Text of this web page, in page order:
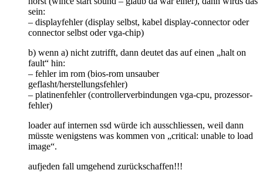
sein:
– displayfehler (display selbst, kabel display-connector oder
connector selbst oder vga-chip)
b) wenn a) nicht zutrifft, dann deutet das auf einen „halt on
fault“ hin:
– fehler im rom (bios-rom unsauber
geflasht/herstellungsfehler)
– platinenfehler (controllerverbindungen vga-cpu, prozessor-
fehler)
loader auf internen ssd würde ich ausschliessen, weil dann
müsste wenigstens was kommen von „critical: unable to load
image“.
aufjeden fall umgehend zurückschaffen!!!